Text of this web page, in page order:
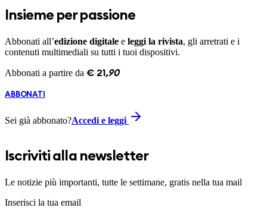
Insieme per passione
Abbonati all’edizione digitale e leggi la rivista, gli arretrati e i
contenuti multimediali su tutti i tuoi dispositivi.
Abbonati a partire da € 21 ,90
ABBONATI
Sei già abbonato?Accedi e leggi
Iscriviti alla newsletter
Le notizie più importanti, tutte le settimane, gratis nella tua mail
Inserisci la tua email